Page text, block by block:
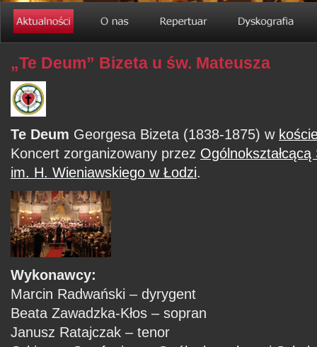
„Te Deum” Bizeta u św. Mateusza
Te Deum Georgesa Bizeta (1838-1875) w
Koncert zorganizowany przez
im. H. Wieniawskiego w Łodzi.
Wykonawcy:
Marcin Radwański – dyrygent
Beata Zawadzka-Kłos – sopran
Janusz Ratajczak – tenor